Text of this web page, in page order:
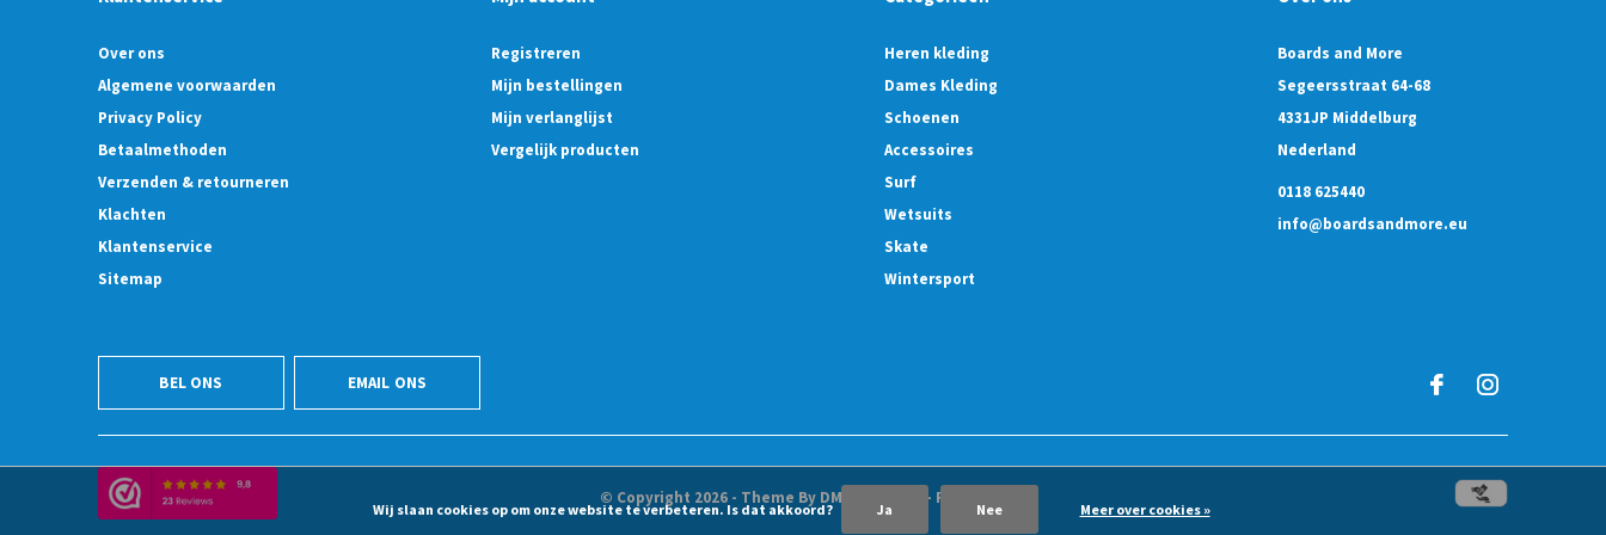
Over ons
Algemene voorwaarden
Privacy Policy
Betaalmethoden
Verzenden & retourneren
Klachten
Klantenservice
Sitemap
Registreren
Mijn bestellingen
Mijn verlanglijst
Vergelijk producten
Heren kleding
Dames Kleding
Schoenen
Accessoires
Surf
Wetsuits
Skate
Wintersport
Boards and More
Segeersstraat 64-68
4331JP Middelburg
Nederland
0118 625440
info@boardsandmore.eu
BEL ONS EMAIL ONS
© Copyright 2026 - Theme By DMWS - RSS-feed
Wij slaan cookies op om onze website te verbeteren. Is dat akkoord? Ja Nee Meer over cookies »